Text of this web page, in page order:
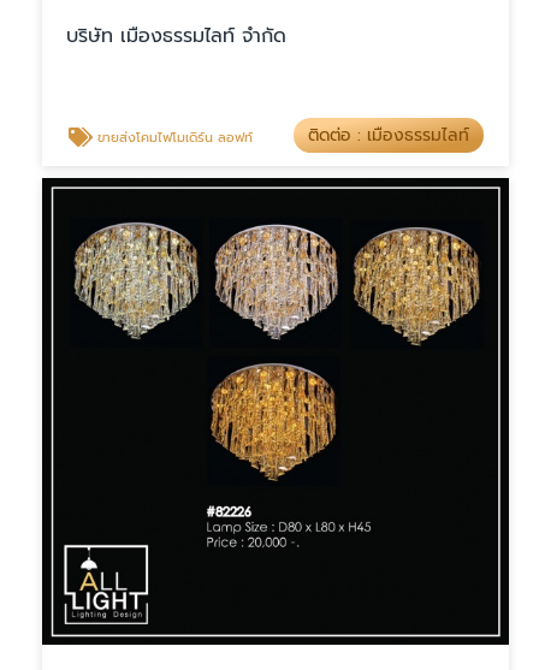
บริษัท เมืองธรรมไลท์ จำกัด
ขายส่งโคมไฟโมเดิร์น ลอฟท์ ติดต่อ : เมืองธรรมไลท์